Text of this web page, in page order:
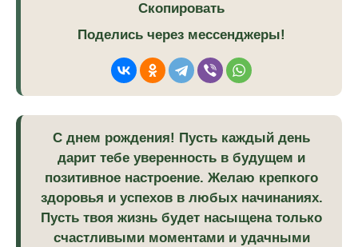
Скопировать
Поделись через мессенджеры!
С днем рождения! Пусть каждый день
дарит тебе уверенность в будущем и
позитивное настроение. Желаю крепкого
здоровья и успехов в любых начинаниях.
Пусть твоя жизнь будет насыщена только
счастливыми моментами и удачными